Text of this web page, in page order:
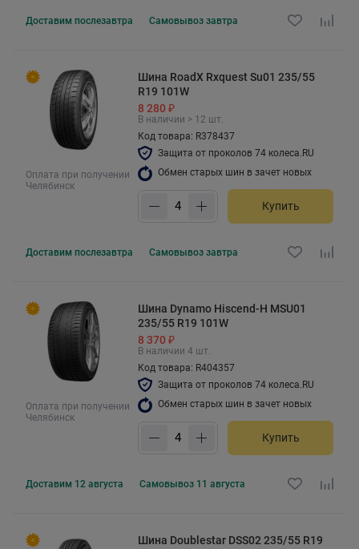
Доставим послезавтра Самовывоз завтра
Оплата при получении
Челябинск
Шина RoadX Rxquest Su01 235/55
R19 101W
8 280 ₽
В наличии > 12 шт.
Код товара: R378437
Защита от проколов 74 колеса.RU
Обмен старых шин в зачет новых
Купить
Доставим послезавтра Самовывоз завтра
Оплата при получении
Челябинск
Шина Dynamo Hiscend-H MSU01
235/55 R19 101W
8 370 ₽
В наличии 4 шт.
Код товара: R404357
Защита от проколов 74 колеса.RU
Обмен старых шин в зачет новых
Купить
Доставим 12 августа Самовывоз 11 августа
Шина Doublestar DSS02 235/55 R19